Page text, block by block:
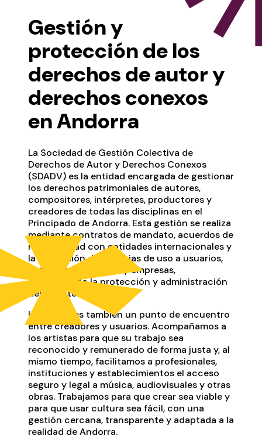
Gestión y
protección de los
derechos de autor y
derechos conexos
en Andorra
La Sociedad de Gestión Colectiva de
Derechos de Autor y Derechos Conexos
(SDADV) es la entidad encargada de gestionar
los derechos patrimoniales de autores,
compositores, intérpretes, productores y
creadores de todas las disciplinas en el
Principado de Andorra. Esta gestión se realiza
mediante contratos de mandato, acuerdos de
reciprocidad con entidades internacionales y
la concesión de licencias de uso a usuarios,
organismos públicos y empresas,
garantizando la protección y administración
del repertorio.
La SDADV es también un punto de encuentro
entre creadores y usuarios. Acompañamos a
los artistas para que su trabajo sea
reconocido y remunerado de forma justa y, al
mismo tiempo, facilitamos a profesionales,
instituciones y establecimientos el acceso
seguro y legal a música, audiovisuales y otras
obras. Trabajamos para que crear sea viable y
para que usar cultura sea fácil, con una
gestión cercana, transparente y adaptada a la
realidad de Andorra.